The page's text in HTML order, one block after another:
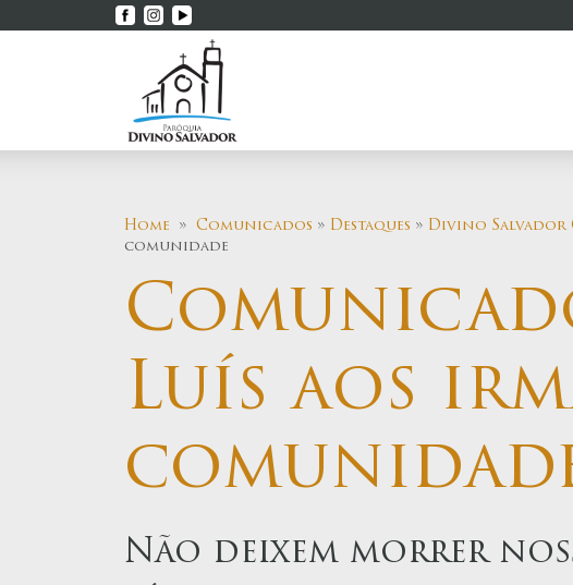
Home » Comunicados » Destaques » Divino Salvador
comunidade
Luís aos
Não deixem morrer